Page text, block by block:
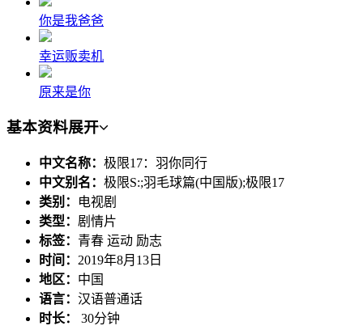
你是我爸爸
幸运贩卖机
原来是你
基本资料展开
中文名称： 极限17：羽你同行
中文别名： 极限S:;羽毛球篇(中国版);极限17
类别：
电视剧
类型： 剧情片
标签： 青春 运动 励志
时间： 2019年8月13日
地区： 中国
语言： 汉语普通话
时长： 30分钟